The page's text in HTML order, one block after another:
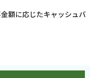
額に応じたキャッシュバ